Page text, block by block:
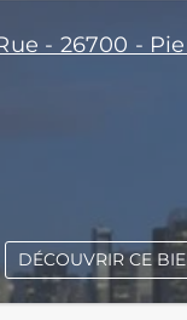
- 26700 -
DÉCOUVRIR CE